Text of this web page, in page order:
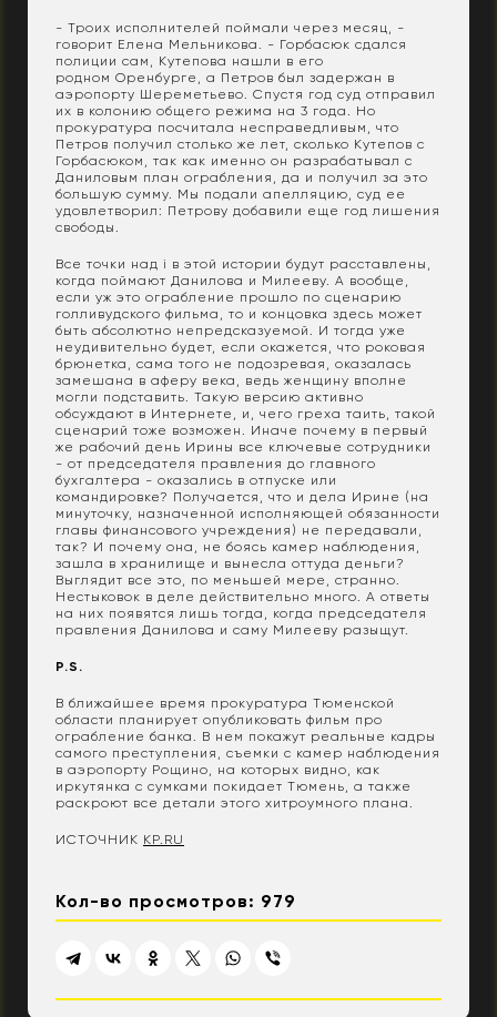
- Троих исполнителей поймали через месяц, -
говорит Елена Мельникова. - Горбасюк сдался
полиции сам, Кутепова нашли в его
родном Оренбурге, а Петров был задержан в
аэропорту Шереметьево. Спустя год суд отправил
их в колонию общего режима на 3 года. Но
прокуратура посчитала несправедливым, что
Петров получил столько же лет, сколько Кутепов с
Горбасюком, так как именно он разрабатывал с
Даниловым план ограбления, да и получил за это
большую сумму. Мы подали апелляцию, суд ее
удовлетворил: Петрову добавили еще год лишения
свободы.
Все точки над i в этой истории будут расставлены,
когда поймают Данилова и Милееву. А вообще,
если уж это ограбление прошло по сценарию
голливудского фильма, то и концовка здесь может
быть абсолютно непредсказуемой. И тогда уже
неудивительно будет, если окажется, что роковая
брюнетка, сама того не подозревая, оказалась
замешана в аферу века, ведь женщину вполне
могли подставить. Такую версию активно
обсуждают в Интернете, и, чего греха таить, такой
сценарий тоже возможен. Иначе почему в первый
же рабочий день Ирины все ключевые сотрудники
- от председателя правления до главного
бухгалтера - оказались в отпуске или
командировке? Получается, что и дела Ирине (на
минуточку, назначенной исполняющей обязанности
главы финансового учреждения) не передавали,
так? И почему она, не боясь камер наблюдения,
зашла в хранилище и вынесла оттуда деньги?
Выглядит все это, по меньшей мере, странно.
Нестыковок в деле действительно много. А ответы
на них появятся лишь тогда, когда председателя
правления Данилова и саму Милееву разыщут.
P.S.
В ближайшее время прокуратура Тюменской
области планирует опубликовать фильм про
ограбление банка. В нем покажут реальные кадры
самого преступления, съемки с камер наблюдения
в аэропорту Рощино, на которых видно, как
иркутянка с сумками покидает Тюмень, а также
раскроют все детали этого хитроумного плана.
ИСТОЧНИК KP.RU
Кол-во просмотров: 979